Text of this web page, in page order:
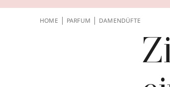
HOME PARFUM DAMENDÜFTE